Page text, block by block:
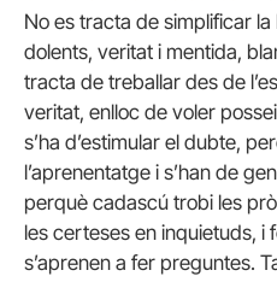
No es tracta de simplificar
dolents, veritat i mentida,
tracta de treballar des de
veritat, enlloc de voler
s’ha d’estimular el dubte,
l’aprenentatge i s’han de
perquè cadascú trobi les
les certeses en inquietuds, i
s’aprenen a fer preguntes.